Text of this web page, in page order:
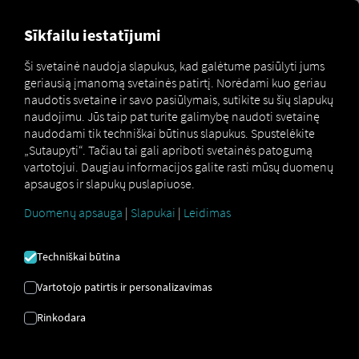
Marketplace Connectors
Opentach Smart Analysis
Connect
OPENTACH SMART
Ar jau naudojatės mūsų partnerio
Sīkfailu iestatījumi
Ši svetainė naudoja slapukus, kad galėtume pasiūlyti jums
geriausią įmanomą svetainės patirtį. Norėdami kuo geriau
naudotis svetaine ir savo pasiūlymais, sutikite su šių slapukų
naudojimu. Jūs taip pat turite galimybę naudoti svetainę
naudodami tik techniškai būtinus slapukus. Spustelėkite
„Sutaupyti“. Tačiau tai gali apriboti svetainės patogumą
vartotojui. Daugiau informacijos galite rasti mūsų duomenų
apsaugos ir slapukų puslapiuose.
Duomenų apsauga | Slapukai | Leidimas
Techniškai būtina
Vartotojo patirtis ir personalizavimas
Rinkodara